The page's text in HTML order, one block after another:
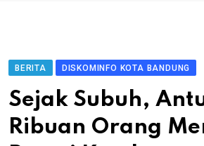
BERITA DISKOMINFO KOTA BANDUNG
Sejak Subuh,
Ribuan Orang